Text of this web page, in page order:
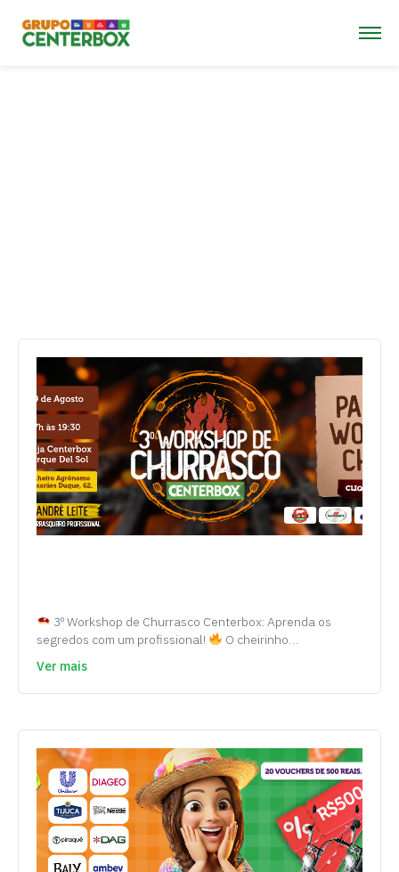
3º Workshop de Churrasco Centerbox: Aprenda os
segredos com um profissional!
O cheirinho…
Ver mais